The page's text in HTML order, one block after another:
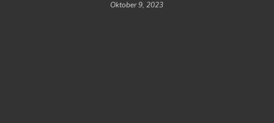
Oktober 9, 2023